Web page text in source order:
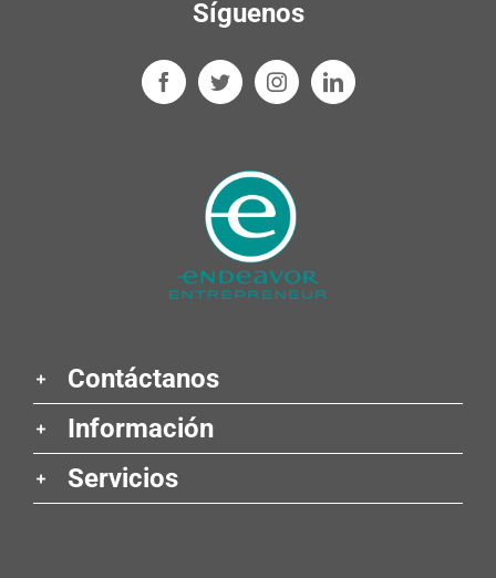
Síguenos
Contáctanos
Información
Servicios